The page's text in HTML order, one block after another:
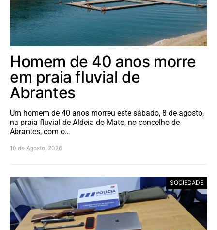
Homem de 40 anos morre
em praia fluvial de
Abrantes
Um homem de 40 anos morreu este sábado, 8 de agosto,
na praia fluvial de Aldeia do Mato, no concelho de
Abrantes, com o…
10 de Agosto, 2026
SOCIEDADE